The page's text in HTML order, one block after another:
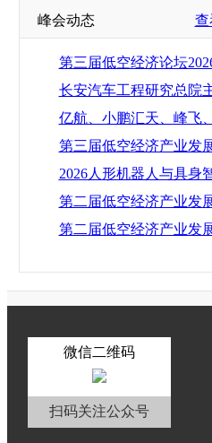
峰会动态 查
第三届低空经济论坛
长安汽车工程研究总院
亿航、小鹏汇天、峰飞
第三届低空经济产业发
2026人形机器人与具身
第二届低空经济产业发
第二届低空经济产业发
微信二维码
扫码关注公众号